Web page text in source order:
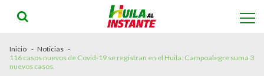
navigation
content
Inicio
Noticias
116 casos nuevos de Covid-19 se registran en el Huila. Campoalegre suma 3
nuevos casos.